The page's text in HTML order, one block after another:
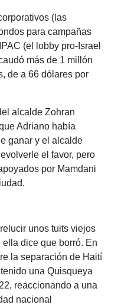
(las
para campañas
(el lobby pro-Israel
más de 1 millón
de a 66 dólares por
alcalde Zohran
Adriano había
ganar y el alcalde
el favor, pero
por Mamdani
unos tuits viejos
dice que borró. En
la separación de Haití
una Quisqueya
reaccionando a una
nacional